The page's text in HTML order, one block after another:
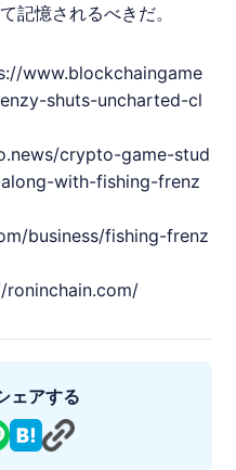
記憶されるべきだ。
www.blockchaingame
shuts-uncharted-cl
crypto-game-stud
with-fishing-frenz
business/fishing-frenz
roninchain.com/
ェアする